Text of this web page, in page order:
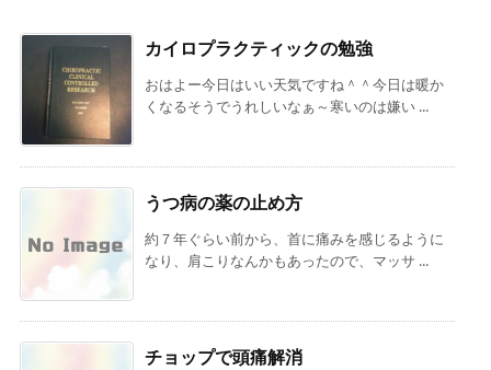
カイロプラクティックの勉強
おはよー今日はいい天気ですね＾＾今日は暖か
くなるそうでうれしいなぁ～寒いのは嫌い ...
うつ病の薬の止め方
約７年ぐらい前から、首に痛みを感じるように
なり、肩こりなんかもあったので、マッサ ...
チョップで頭痛解消